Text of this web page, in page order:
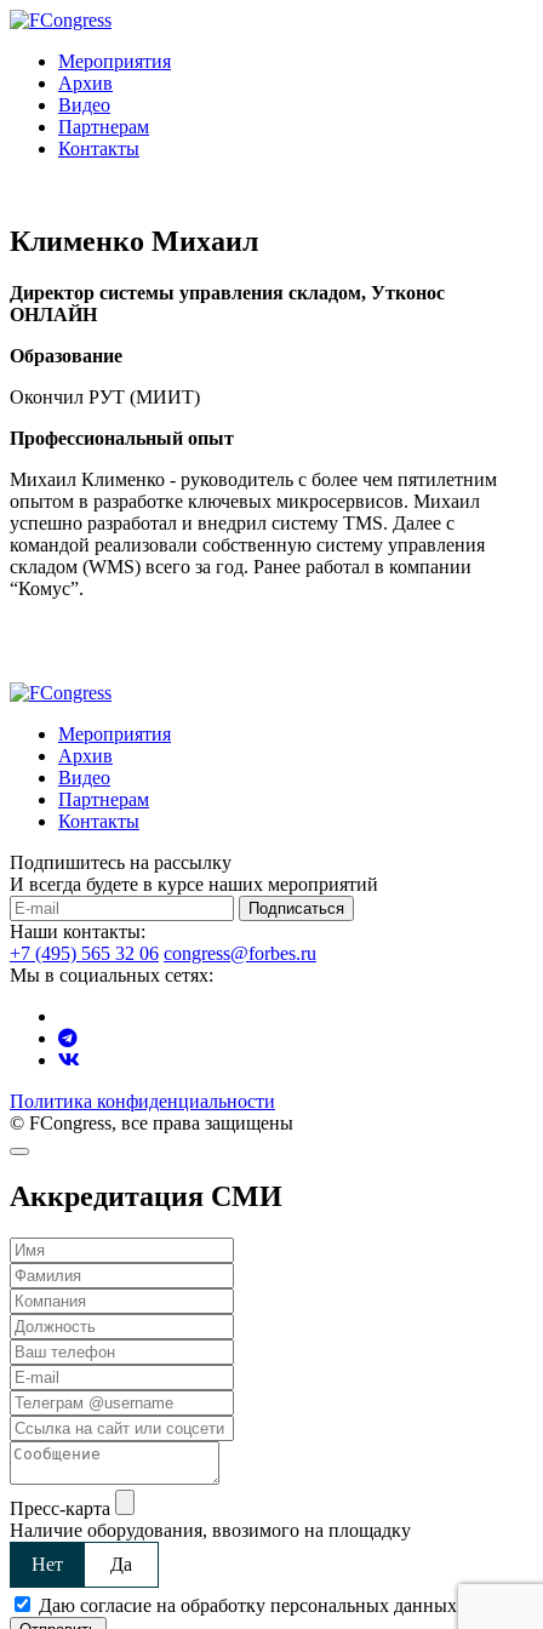
Мероприятия
Архив
Видео
Партнерам
Контакты
Клименко Михаил
Директор системы управления складом, Утконос
ОНЛАЙН
Образование
Окончил РУТ (МИИТ)
Профессиональный опыт
Михаил Клименко - руководитель с более чем пятилетним
опытом в разработке ключевых микросервисов. Михаил
успешно разработал и внедрил систему TMS. Далее с
командой реализовали собственную систему управления
складом (WMS) всего за год. Ранее работал в компании
“Комус”.
Мероприятия
Архив
Видео
Партнерам
Контакты
Подпишитесь на рассылку
И всегда будете в курсе наших мероприятий
Подписаться
Наши контакты:
+7 (495) 565 32 06 congress@forbes.ru
Мы в социальных сетях:
Политика конфиденциальности
© FCongress, все права защищены
Аккредитация СМИ
Пресс-карта
Наличие оборудования, ввозимого на площадку
Нет
Да
Даю согласие на обработку персональных данных